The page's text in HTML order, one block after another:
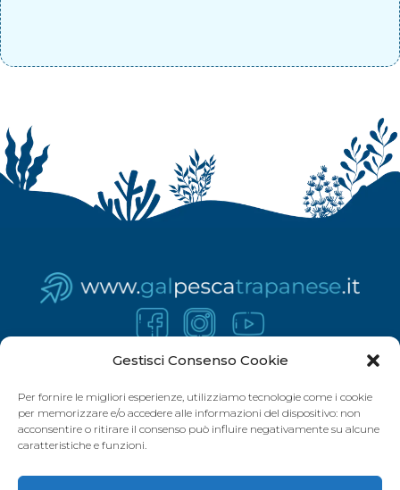
Gestisci Consenso Cookie
Per fornire le migliori esperienze, utilizziamo tecnologie come i cookie
per memorizzare e/o accedere alle informazioni del dispositivo: non
acconsentire o ritirare il consenso può influire negativamente su alcune
caratteristiche e funzioni.